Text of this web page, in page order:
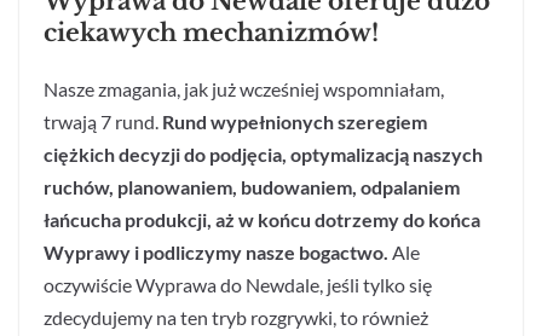
ciekawych mechanizmów!
Nasze zmagania, jak już wcześniej wspomniałam,
trwają 7 rund. Rund wypełnionych szeregiem
ciężkich decyzji do podjęcia, optymalizacją naszych
ruchów, planowaniem, budowaniem, odpalaniem
łańcucha produkcji, aż w końcu dotrzemy do końca
Wyprawy i podliczymy nasze bogactwo. Ale
oczywiście Wyprawa do Newdale, jeśli tylko się
zdecydujemy na ten tryb rozgrywki, to również